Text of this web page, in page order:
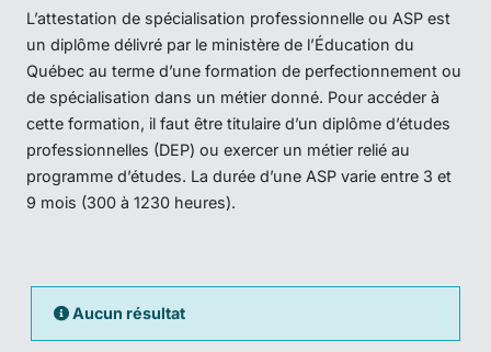
L’attestation de spécialisation professionnelle ou ASP est
un diplôme délivré par le ministère de l’Éducation du
Québec au terme d’une formation de perfectionnement ou
de spécialisation dans un métier donné. Pour accéder à
cette formation, il faut être titulaire d’un diplôme d’études
professionnelles (DEP) ou exercer un métier relié au
programme d’études. La durée d’une ASP varie entre 3 et
9 mois (300 à 1230 heures).
Aucun résultat